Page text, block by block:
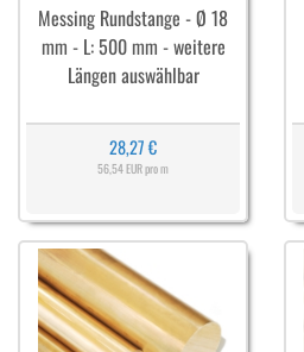
Messing Rundstange - Ø 18
mm - L: 500 mm - weitere
Längen auswählbar
28,27 €
56,54 EUR pro m